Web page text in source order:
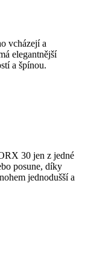
vcházejí a
elegantnější
a špínou.
30 jen z jedné
posune, díky
jednodušší a